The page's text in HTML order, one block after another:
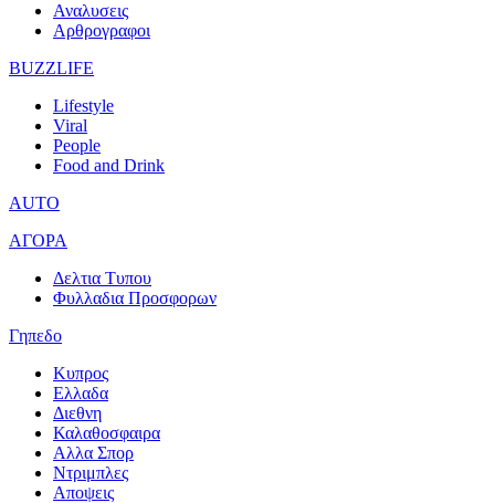
Αναλυσεις
Αρθρογραφοι
BUZZLIFE
Lifestyle
Viral
People
Food and Drink
AUTO
ΑΓΟΡΑ
Δελτια Τυπου
Φυλλαδια Προσφορων
Γηπεδο
Κυπρος
Ελλαδα
Διεθνη
Καλαθοσφαιρα
Αλλα Σπορ
Ντριμπλες
Αποψεις